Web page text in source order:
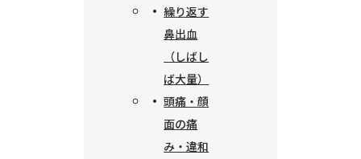
繰り返す
鼻出血
（しばし
ば大量）
頭痛・顔
面の痛
み・違和